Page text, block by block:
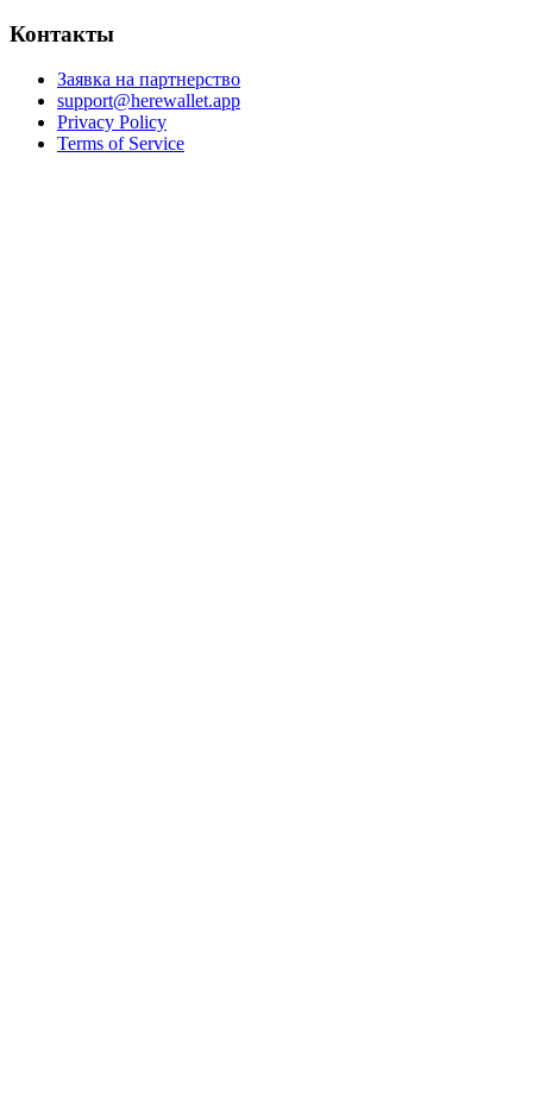
Контакты
Заявка на партнерство
support@herewallet.app
Privacy Policy
Terms of Service